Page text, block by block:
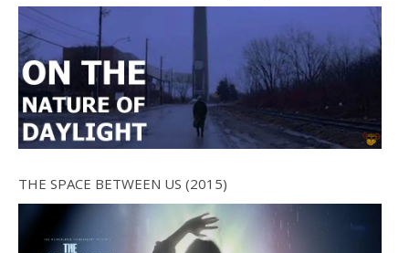
THE SPACE BETWEEN US (2015)